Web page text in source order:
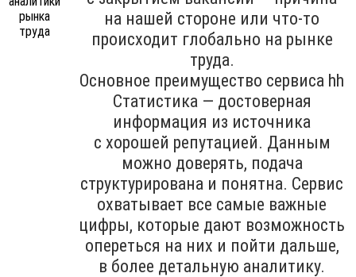
на нашей стороне или что-то
происходит глобально на рынке
труда.
Основное преимущество сервиса hh
Cтатистика — достоверная
информация из источника
с хорошей репутацией. Данным
можно доверять, подача
структурирована и понятна. Сервис
охватывает все самые важные
цифры, которые дают возможность
опереться на них и пойти дальше,
в более детальную аналитику.